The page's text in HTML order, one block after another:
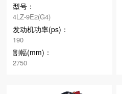
型号：
4LZ-9E2(G4)
发动机功率(ps)：
190
割幅(mm)：
2750